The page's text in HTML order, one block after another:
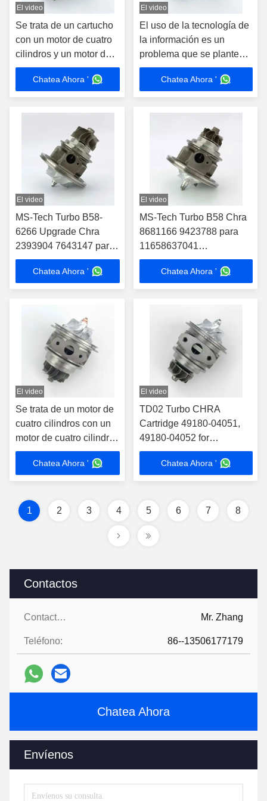
Contactos
Contactos: Mr. Zhang
Teléfono: 86--13506177179
Chatea Ahora
Envíenos
El video
Se trata de un cartucho
con un motor de cuatro
cilindros y un motor de
cuatro cilindros, con un
motor de cuatro cilindros
y un motor de cuatro
cilindros.
Chatea Ahora '
El video
El uso de la tecnología de
la información es un
problema que se plantea
en la mayoría de los
países.Chatea Ahora '
El video
MS-Tech Turbo B58-
6266 Upgrade Chra
2393904 7643147 para
11658637041
11652397070
Turbocompresor para
Chatea Ahora '
El video
MS-Tech Turbo B58 Chra
8681166 9423788 para
11658637041
11652397070
Turbocompresor para
BMW 340i 440i 540i 740i
Chatea Ahora '
El video
Se trata de un motor de
cuatro cilindros con un
motor de cuatro cilindros
y un motor de cuatro
cilindros.0
Chatea Ahora '
El video
TD02 Turbo CHRA
Cartridge 49180-04051,
49180-04052 for
12685682, 12679375 Fit
Buick Encore/Chevrolet
Cruze/Opel 1.4T
Chatea Ahora '
1 2 3 4 5 6 7 8